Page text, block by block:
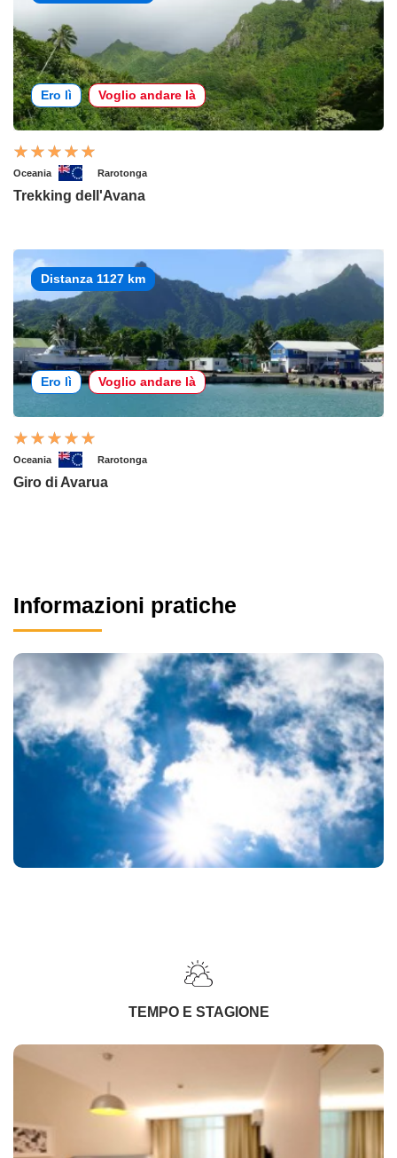
Ero lì Voglio andare là
Oceania Rarotonga
Trekking dell'Avana
Distanza 1127 km
Ero lì Voglio andare là
Oceania Rarotonga
Giro di Avarua
Informazioni pratiche
TEMPO E STAGIONE